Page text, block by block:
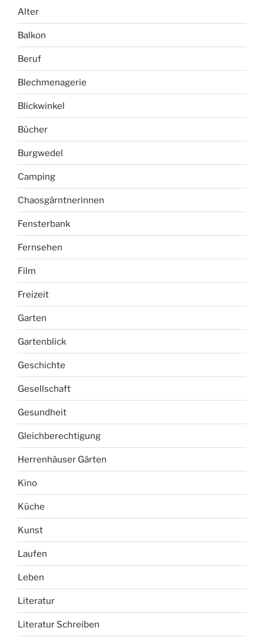
Alter
Balkon
Beruf
Blechmenagerie
Blickwinkel
Bücher
Burgwedel
Camping
Chaosgärntnerinnen
Fensterbank
Fernsehen
Film
Freizeit
Garten
Gartenblick
Geschichte
Gesellschaft
Gesundheit
Gleichberechtigung
Herrenhäuser Gärten
Kino
Küche
Kunst
Laufen
Leben
Literatur
Literatur Schreiben